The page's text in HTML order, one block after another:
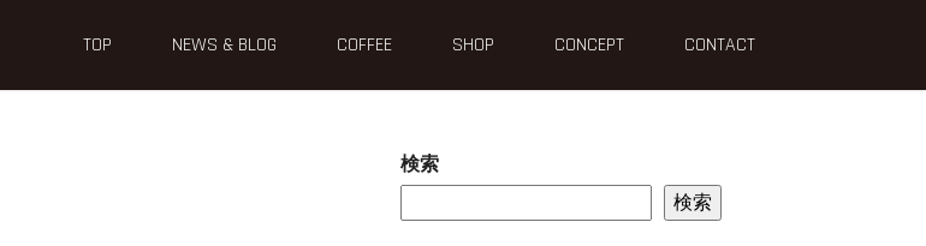
TOP NEWS & BLOG COFFEE SHOP CONCEPT CONTACT
検索
検索